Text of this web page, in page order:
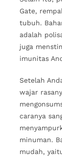
Gate,
tubuh.
adalah
juga
imunitas
Setelah
wajar
caranya
minuman.
mudah,